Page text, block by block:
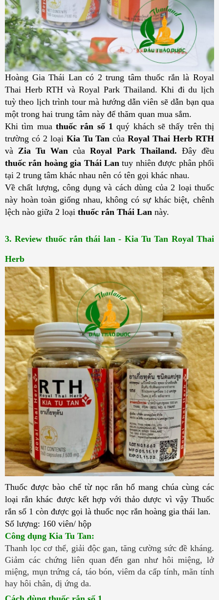
Hoàng Gia Thái Lan có 2 trung tâm thuốc rắn là Royal
Thai Herb RTH và Royal Park Thailand. Khi đi du lịch
tuỳ theo lịch trình tour mà hướng dẫn viên sẽ dẫn bạn qua
một trong hai trung tâm này để thăm quan mua sắm.
Khi tìm mua thuốc rắn số 1 quý khách sẽ thấy trên thị
trường có 2 loại Kia Tu Tan của Royal Thai Herb RTH
và Zia Tu Wan của Royal Park Thailand.
thuốc rắn hoàng gia Thái Lan tuy nhiên được phân phối
tại 2 trung tâm khác nhau nên có tên gọi khác nhau.
Về chất lượng, công dụng và cách dùng của 2 loại thuốc
này hoàn toàn giống nhau, không có sự khác biệt, chênh
lệch nào giữa 2 loại thuốc rắn Thái Lan này.
3. Review thuốc rắn thái lan - Kia Tu Tan Royal Thai
Herb
Thuốc được bào chế từ nọc rắn hổ mang chúa cùng các
loại rắn khác được kết hợp với thảo dược vì vậy Thuốc
rắn số 1 còn được gọi là thuốc nọc rắn hoàng gia thái lan.
Số lượng: 160 viên/ hộp
Công dụng Kia Tu Tan:
Thanh lọc cơ thể, giải độc gan, tăng cường sức đề kháng.
Giảm các chứng liên quan đến gan như hôi miệng, lở
miệng, mụn trứng cá, táo bón, viêm da cấp tính, mãn tính
hay hôi chân, dị ứng da.